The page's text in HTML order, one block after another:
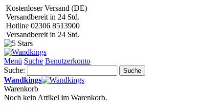
Kostenloser Versand (DE)
Versandbereit in 24 Std.
Hotline 02306 8513900
Versandbereit in 24 Std.
Menü Suche Benutzerkonto
Suche:
Suche
Wandkings
Warenkorb
Noch kein Artikel im Warenkorb.